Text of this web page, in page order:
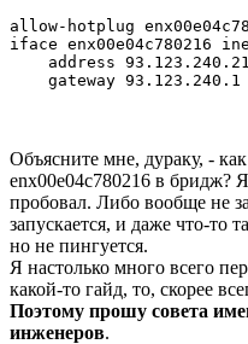
allow-hotplug
iface enx00e04c780216
address
    gateway 93.123.240.1
Объясните мне, дураку, -
enx00e04c780216 в бридж?
пробовал. Либо вообще не
запускается, и даже что-то
но не пингуется.
Я настолько много всего
какой-то гайд, то, скорее
Поэтому прошу совета
инженеров.